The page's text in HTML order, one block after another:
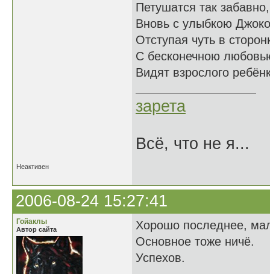
Петушатся так забавно,
Вновь с улыбкою
Отступая чуть в
С бесконечною
Видят взрослого
зарета
Всё, что не я...
Неактивен
2006-08-24 15:27:41
Гойаклы
Автор сайта
Хорошо последнее,
Основное тоже ничё.
Успехов.